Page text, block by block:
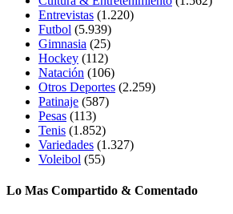
Entrevistas (1.220)
Futbol (5.939)
Gimnasia (25)
Hockey (112)
Natación (106)
Otros Deportes (2.259)
Patinaje (587)
Pesas (113)
Tenis (1.852)
Variedades (1.327)
Voleibol (55)
Lo Mas Compartido & Comentado